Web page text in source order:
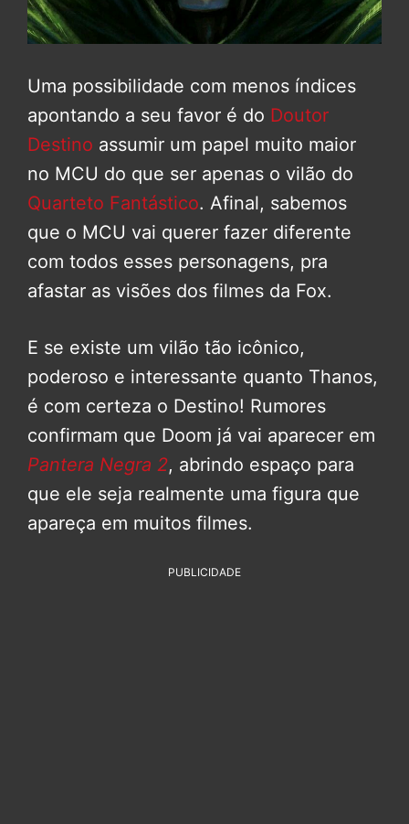
Uma possibilidade com menos índices
apontando a seu favor é do Doutor
Destino assumir um papel muito maior
no MCU do que ser apenas o vilão do
Quarteto Fantástico. Afinal, sabemos
que o MCU vai querer fazer diferente
com todos esses personagens, pra
afastar as visões dos filmes da Fox.
E se existe um vilão tão icônico,
poderoso e interessante quanto Thanos,
é com certeza o Destino! Rumores
confirmam que Doom já vai aparecer em
Pantera Negra 2, abrindo espaço para
que ele seja realmente uma figura que
apareça em muitos filmes.
PUBLICIDADE